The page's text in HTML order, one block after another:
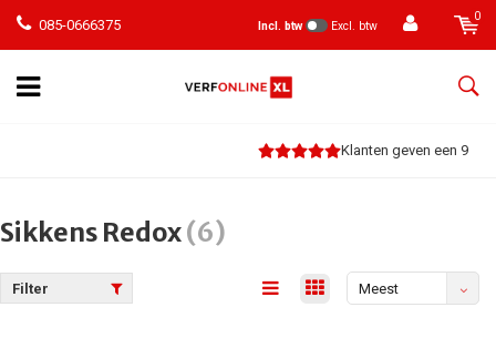
085-0666375 Incl. btw Excl. btw
0
Klanten geven een 9
Sikkens Redox(6)
Filter
Meest